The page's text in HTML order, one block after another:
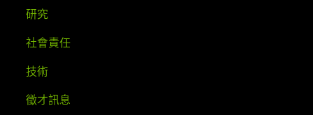
研究
社會責任
技術
徵才訊息